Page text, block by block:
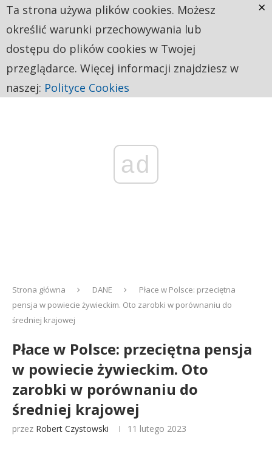
ad
Strona główna DANE
Płace w Polsce: przeciętna
pensja w powiecie żywieckim. Oto zarobki w porównaniu do
średniej krajowej
Płace w Polsce: przeciętna pensja
w powiecie żywieckim. Oto
zarobki w porównaniu do
średniej krajowej
przez Robert Czystowski 11 lutego 2023
Ta strona używa plików cookies. Możesz
określić warunki przechowywania lub
dostępu do plików cookies w Twojej
przeglądarce. Więcej informacji znajdziesz w
naszej: Polityce Cookies
×